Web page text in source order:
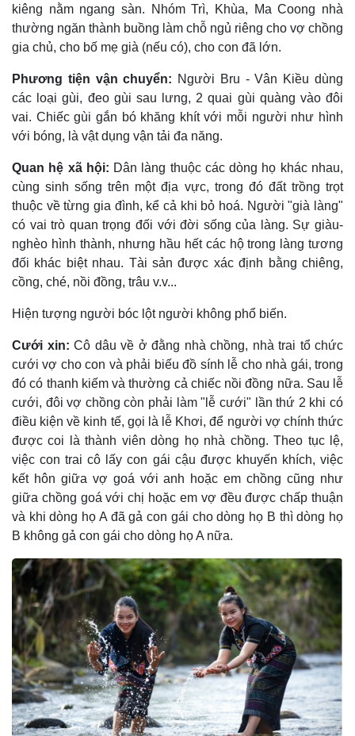
kiêng nằm ngang sàn. Nhóm Trì, Khùa, Ma Coong nhà
thường ngăn thành buồng làm chỗ ngủ riêng cho vợ chồng
gia chủ, cho bố mẹ già (nếu có), cho con đã lớn.
Phương tiện vận chuyển: Người Bru - Vân Kiều dùng
các loại gùi, đeo gùi sau lưng, 2 quai gùi quàng vào đôi
vai. Chiếc gùi gắn bó khăng khít với mỗi người như hình
với bóng, là vật dụng vận tải đa năng.
Quan hệ xã hội: Dân làng thuộc các dòng họ khác nhau,
cùng sinh sống trên một địa vực, trong đó đất trồng trọt
thuộc về từng gia đình, kể cả khi bỏ hoá. Người "già làng"
có vai trò quan trọng đối với đời sống của làng. Sự giàu-
nghèo hình thành, nhưng hầu hết các hộ trong làng tương
đối khác biệt nhau. Tài sản được xác định bằng chiêng,
cồng, ché, nồi đồng, trâu v.v...
Hiện tượng người bóc lột người không phổ biến.
Cưới xin: Cô dâu về ở đằng nhà chồng, nhà trai tổ chức
cưới vợ cho con và phải biếu đồ sính lễ cho nhà gái, trong
đó có thanh kiếm và thường cả chiếc nồi đồng nữa. Sau lễ
cưới, đôi vợ chồng còn phải làm "lễ cưới" lần thứ 2 khi có
điều kiện về kinh tế, gọi là lễ Khơi, để người vợ chính thức
được coi là thành viên dòng họ nhà chồng. Theo tục lệ,
việc con trai cô lấy con gái cậu được khuyến khích, việc
kết hôn giữa vợ goá với anh hoặc em chồng cũng như
giữa chồng goá với chị hoặc em vợ đều được chấp thuận
và khi dòng họ A đã gả con gái cho dòng họ B thì dòng họ
B không gả con gái cho dòng họ A nữa.